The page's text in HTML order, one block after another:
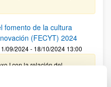
fomento de la cultura
(FECYT) 2024
09/2024 - 18/10/2024 13:00
I con la relación del